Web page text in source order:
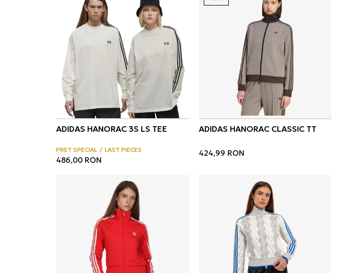
ADIDAS HANORAC 3S LS TEE
PRET SPECIAL LAST PIECES
486,00 RON
ADIDAS HANORAC CLASSIC TT
424,99 RON